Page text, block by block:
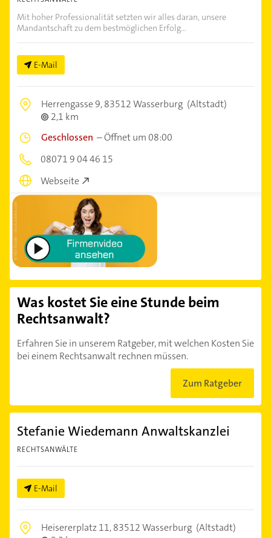
Mit hoher Professionalität setzten wir alles daran, unsere
Mandantschaft zu dem bestmöglichen Erfolg...
E-Mail
Herrengasse 9,83512 Wasserburg (Altstadt)
2,1 km
Geschlossen –Öffnet um 08:00
08071 9 04 46 15
Webseite
Was kostet Sie eine Stunde beim
Rechtsanwalt?
Erfahren Sie in unserem Ratgeber, mit welchen Kosten Sie
bei einem Rechtsanwalt rechnen müssen.
Zum Ratgeber
Stefanie Wiedemann Anwaltskanzlei
RECHTSANWÄLTE
E-Mail
Heisererplatz 11,83512 Wasserburg (Altstadt)